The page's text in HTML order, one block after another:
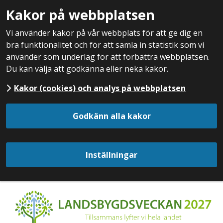
Kakor på webbplatsen
Vi använder kakor på vår webbplats för att ge dig en
bra funktionalitet och för att samla in statistik som vi
använder som underlag för att förbättra webbplatsen.
Du kan välja att godkänna eller neka kakor.
Kakor (cookies) och analys på webbplatsen
Godkänn alla kakor
Inställningar